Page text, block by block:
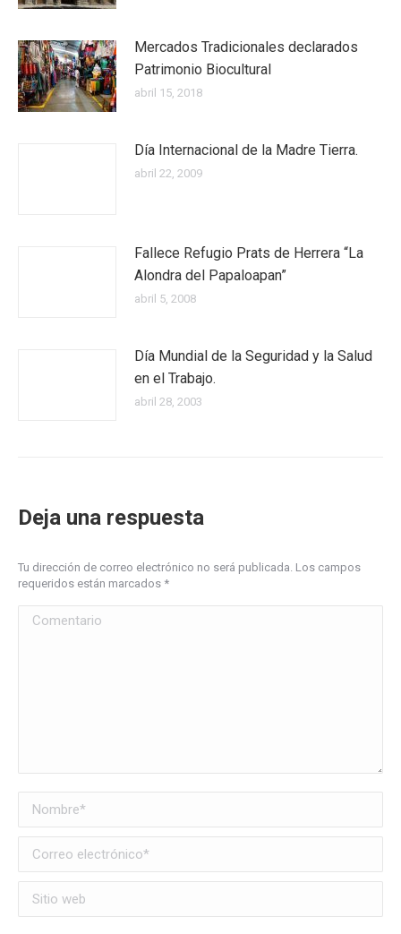
Mercados Tradicionales declarados
Patrimonio Biocultural
abril 15, 2018
Día Internacional de la Madre Tierra.
abril 22, 2009
Fallece Refugio Prats de Herrera “La
Alondra del Papaloapan”
abril 5, 2008
Día Mundial de la Seguridad y la Salud
en el Trabajo.
abril 28, 2003
Deja una respuesta
Tu dirección de correo electrónico no será publicada. Los campos
requeridos están marcados *
Comentario
Nombre *
Correo electrónico *
Sitio web